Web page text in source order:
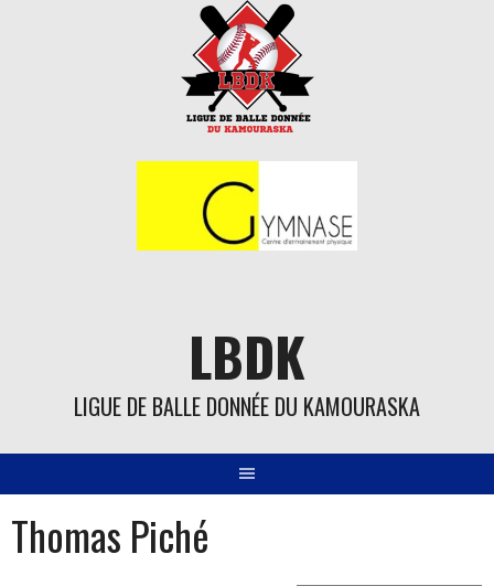
LBDK
LIGUE DE BALLE DONNÉE DU KAMOURASKA
Thomas Piché